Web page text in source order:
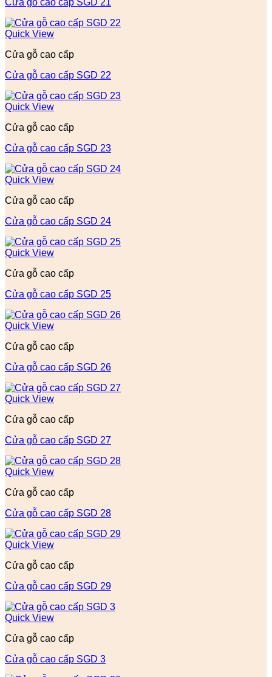
Cửa gỗ cao cấp SGD 21
Quick View
Cửa gỗ cao cấp
Cửa gỗ cao cấp SGD 22
Quick View
Cửa gỗ cao cấp
Cửa gỗ cao cấp SGD 23
Quick View
Cửa gỗ cao cấp
Cửa gỗ cao cấp SGD 24
Quick View
Cửa gỗ cao cấp
Cửa gỗ cao cấp SGD 25
Quick View
Cửa gỗ cao cấp
Cửa gỗ cao cấp SGD 26
Quick View
Cửa gỗ cao cấp
Cửa gỗ cao cấp SGD 27
Quick View
Cửa gỗ cao cấp
Cửa gỗ cao cấp SGD 28
Quick View
Cửa gỗ cao cấp
Cửa gỗ cao cấp SGD 29
Quick View
Cửa gỗ cao cấp
Cửa gỗ cao cấp SGD 3